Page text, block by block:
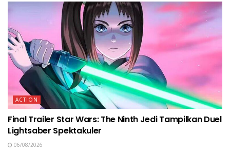
ACTION
Final Trailer Star Wars: The Ninth Jedi Tampilkan Duel
Lightsaber Spektakuler
06/08/2026